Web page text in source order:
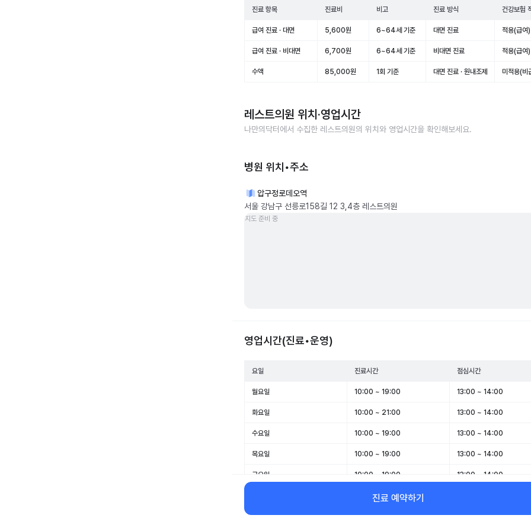
진료 항목 진료비 비고 진료 방식 건강보험
급여 진료 · 대면 5,600원 6~64세 기준 대면 진료 적용(급여)
급여 진료 · 비대면 6,700원 6~64세 기준 비대면 진료 적용(급여)
수액 85,000원 1회 기준 대면 진료 · 원내조제 미적용(비
레스트의원 위치·영업시간
나만의닥터에서 수집한 레스트의원의 위치와 영업시간을 확인해보세요.
병원 위치•주소
압구정로데오역
서울 강남구 선릉로158길 12 3,4층 레스트의원
지도 준비 중
영업시간(진료•운영)
요일 진료시간 점심시간
월요일 10:00 ~ 19:00 13:00 ~ 14:00
화요일 10:00 ~ 21:00 13:00 ~ 14:00
수요일 10:00 ~ 19:00 13:00 ~ 14:00
목요일 10:00 ~ 19:00 13:00 ~ 14:00
금요일 10:00 ~ 19:00 13:00 ~ 14:00
09:00 ~ 17:00
일요일 휴무 -
진료 예약하기